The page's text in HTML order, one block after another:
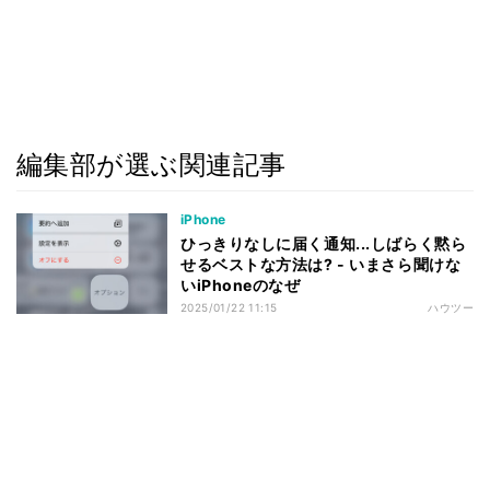
編集部が選ぶ関連記事
iPhone
ひっきりなしに届く通知...しばらく黙ら
せるベストな方法は? - いまさら聞けな
いiPhoneのなぜ
2025/01/22 11:15 ハウツー